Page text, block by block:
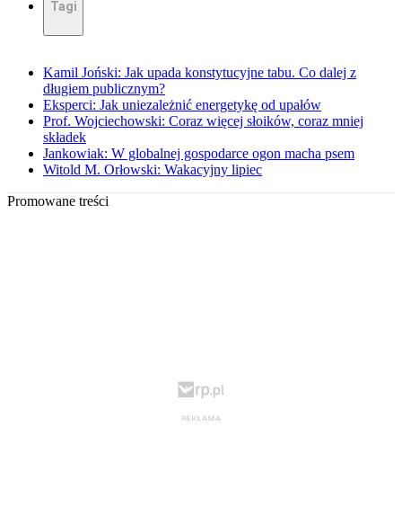
Tagi
Kamil Joński: Jak upada konstytucyjne tabu. Co dalej z
długiem publicznym?
Eksperci: Jak uniezależnić energetykę od upałów
Prof. Wojciechowski: Coraz więcej słoików, coraz mniej
składek
Jankowiak: W globalnej gospodarce ogon macha psem
Witold M. Orłowski: Wakacyjny lipiec
Promowane treści